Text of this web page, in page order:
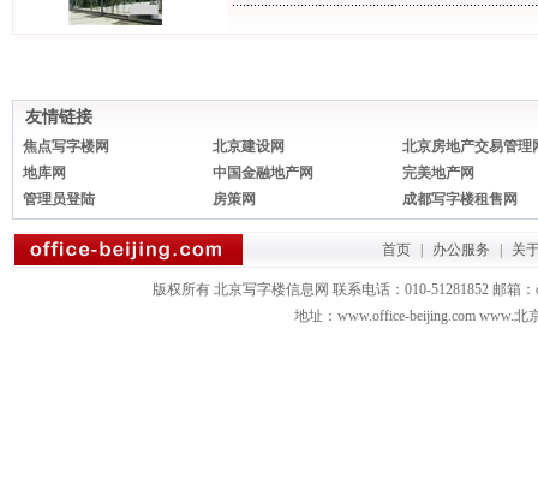
友情链接
焦点写字楼网 北京建设网
北京房地产交易管理
地库网
中国金融地产网
完美地产网
管理员登陆
房策网 成都写字楼租售网
首页 办公服务 关
版权所有 北京写字楼信息网 联系电话：010-51281852 邮箱：
地址：www.office-beijing.com www.